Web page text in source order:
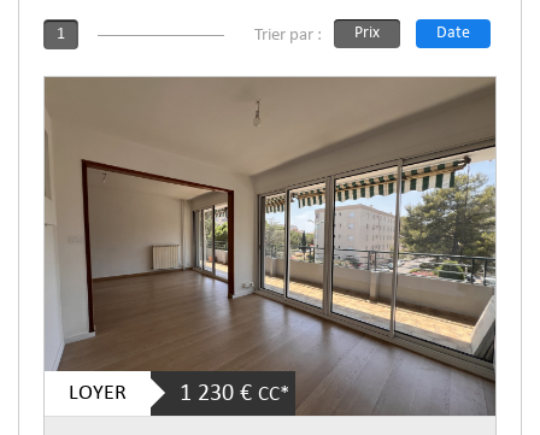
1 Trier par : Prix Date
LOYER 1 230 € CC*